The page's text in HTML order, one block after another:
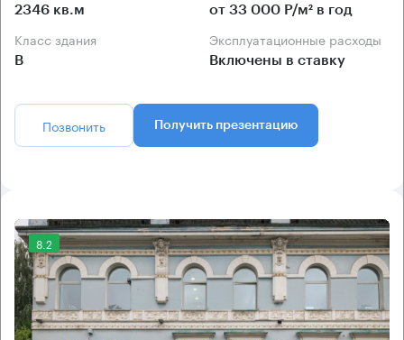
2346 кв.м от 33 000 Р/м² в год
Класс здания
B
Эксплуатационные расходы
Включены в ставку
Позвонить Получить презентацию
8.2